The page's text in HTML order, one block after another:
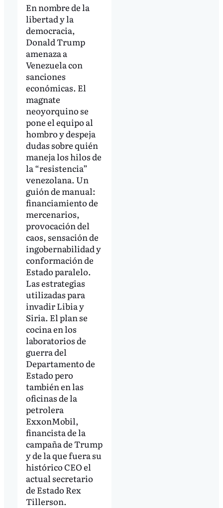
En nombre de la
libertad y la
democracia,
Donald Trump
amenaza a
Venezuela con
sanciones
económicas. El
magnate
neoyorquino se
pone el equipo al
hombro y despeja
dudas sobre quién
maneja los hilos de
la “resistencia”
venezolana. Un
guión de manual:
financiamiento de
mercenarios,
provocación del
caos, sensación de
ingobernabilidad y
conformación de
Estado paralelo.
Las estrategias
utilizadas para
invadir Libia y
Siria. El plan se
cocina en los
laboratorios de
guerra del
Departamento de
Estado pero
también en las
oficinas de la
petrolera
ExxonMobil,
financista de la
campaña de Trump
y de la que fuera su
histórico CEO el
actual secretario
de Estado Rex
Tillerson.